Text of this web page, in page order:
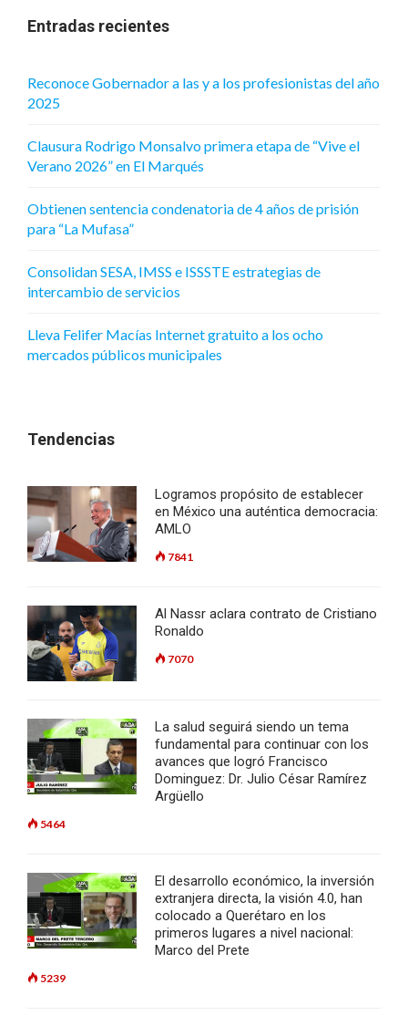
Entradas recientes
Reconoce Gobernador a las y a los profesionistas del año
2025
Clausura Rodrigo Monsalvo primera etapa de “Vive el
Verano 2026” en El Marqués
Obtienen sentencia condenatoria de 4 años de prisión
para “La Mufasa”
Consolidan SESA, IMSS e ISSSTE estrategias de
intercambio de servicios
Lleva Felifer Macías Internet gratuito a los ocho
mercados públicos municipales
Tendencias
Logramos propósito de establecer
en México una auténtica democracia:
AMLO
7841
Al Nassr aclara contrato de Cristiano
Ronaldo
7070
La salud seguirá siendo un tema
fundamental para continuar con los
avances que logró Francisco
Dominguez: Dr. Julio César Ramírez
Argüello
5464
El desarrollo económico, la inversión
extranjera directa, la visión 4.0, han
colocado a Querétaro en los
primeros lugares a nivel nacional:
Marco del Prete
5239